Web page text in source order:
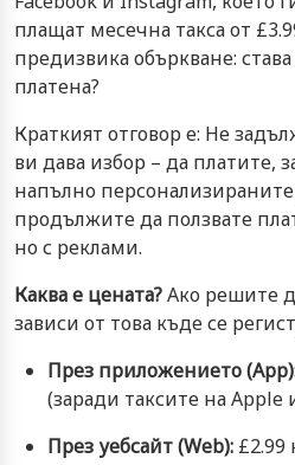
плащат месечна такса от
предизвика объркване:
платена?
Краткият отговор е: Не
ви дава избор – да платите,
напълно
продължите да ползвате
но с реклами.
Каква е цената?Ако решите
зависи от това къде се
През приложението
(заради таксите на Apple
През уебсайт (Web): £2.99